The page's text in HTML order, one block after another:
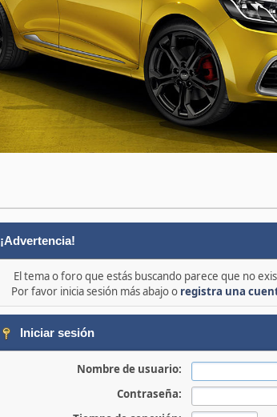
¡Advertencia!
El tema o foro que estás buscando parece que no
Por favor inicia sesión más abajo o registra una
Iniciar sesión
Nombre de usuario:
Contraseña: